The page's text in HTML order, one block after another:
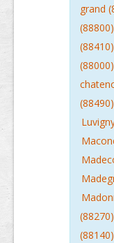
grand
(88800)
(88410)
(88000)
(88490)
(88270)
(88140)